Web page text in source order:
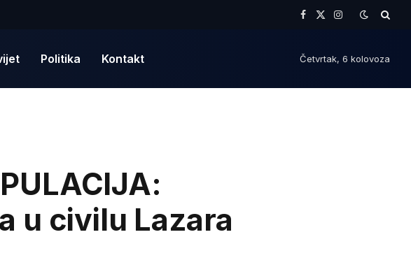
Facebook
X
Instagram
Politika Kontakt Četvrtak, 6 kolovoza
u civilu Lazara